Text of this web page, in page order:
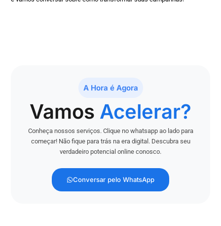
A Hora é Agora
Vamos Acelerar?
Conheça nossos serviços. Clique no whatsapp ao lado para
começar! Não fique para trás na era digital. Descubra seu
verdadeiro potencial online conosco.
Conversar pelo WhatsApp